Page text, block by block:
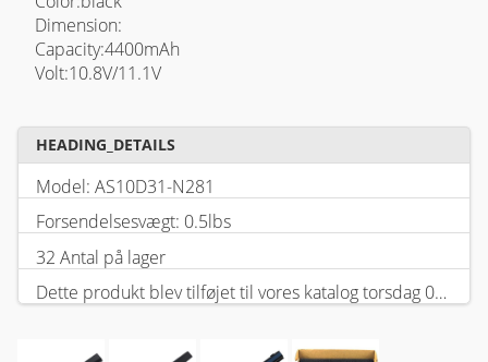
Dimension:
Capacity:4400mAh
Volt:10.8V/11.1V
HEADING_DETAILS
Model: AS10D31-N281
Forsendelsesvægt: 0.5lbs
32 Antal på lager
Dette produkt blev tilføjet til vores katalog torsdag 05 februar, 2026.